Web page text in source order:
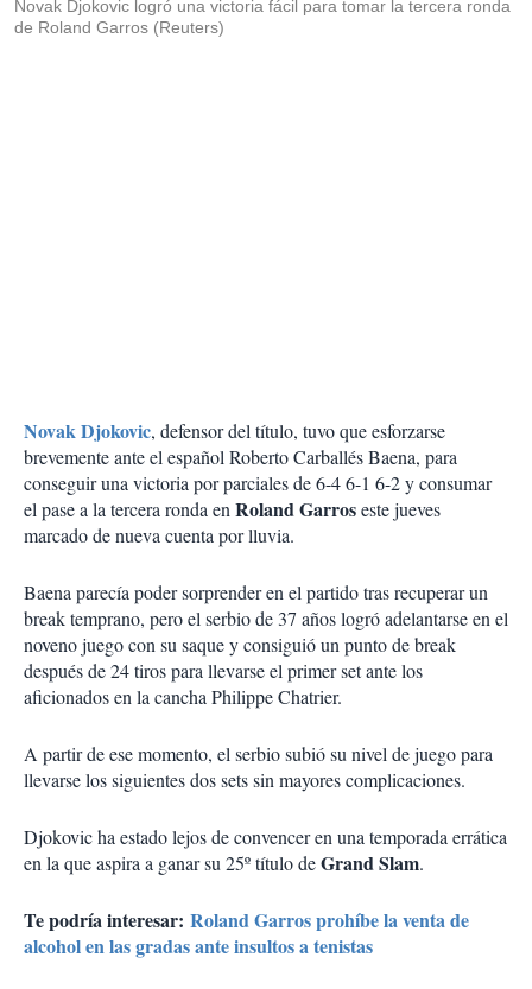
Novak Djokovic logró una victoria fácil para tomar la tercera ronda
de Roland Garros (Reuters)
Novak Djokovic, defensor del título, tuvo que esforzarse
brevemente ante el español Roberto Carballés Baena, para
conseguir una victoria por parciales de 6-4 6-1 6-2 y consumar
el pase a la tercera ronda enRoland Garroseste jueves
marcado de nueva cuenta por lluvia.
Baena parecía poder sorprender en el partido tras recuperar un
break temprano, pero el serbio de 37 años logró adelantarse en el
noveno juego con su saque y consiguió un punto de break
después de 24 tiros para llevarse el primer set ante los
aficionados en la cancha Philippe Chatrier.
A partir de ese momento, el serbio subió su nivel de juego para
llevarse los siguientes dos sets sin mayores complicaciones.
Djokovic ha estado lejos de convencer en una temporada errática
en la que aspira a ganar su 25º título deGrand Slam.
Te podría interesar: Roland Garros prohíbe la venta de
alcohol en las gradas ante insultos a tenistas